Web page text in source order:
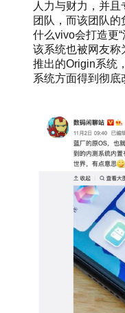
人力与财力，并
团队，而该团队
什么vivo会打造更“
该系统也被网友称
推出的Origin系统
系统方面得到彻底